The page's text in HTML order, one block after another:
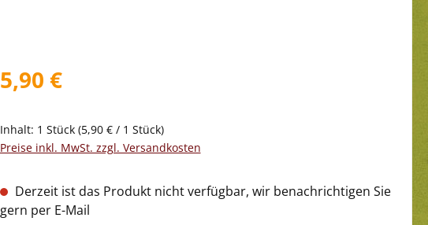
5,90 €
Inhalt: 1 Stück (5,90 € / 1 Stück)
Preise inkl. MwSt. zzgl. Versandkosten
Derzeit ist das Produkt nicht verfügbar, wir benachrichtigen Sie
gern per E-Mail